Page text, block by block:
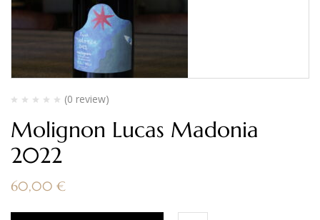
(0 review)
Molignon Lucas Madonia
2022
60,00 €